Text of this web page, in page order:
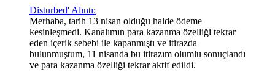
Disturbed' Alıntı:
Merhaba, tarih 13 nisan olduğu halde ödeme
kesinleşmedi. Kanalımın para kazanma özelliği tekrar
eden içerik sebebi ile kapanmıştı ve itirazda
bulunmuştum, 11 nisanda bu itirazım olumlu sonuçlandı
ve para kazanma özelliği tekrar aktif edildi.